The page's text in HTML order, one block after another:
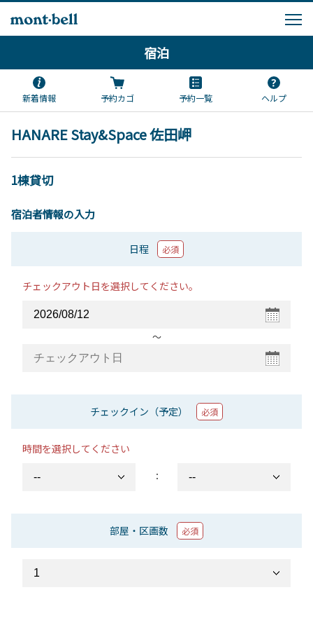
宿泊
新着情報 予約カゴ 予約一覧 ヘルプ
HANARE Stay&Space 佐田岬
1棟貸切
宿泊者情報の入力
日程 必須
チェックアウト日を選択してください。
〜
チェックイン（予定） 必須
時間を選択してください
：
部屋・区画数 必須